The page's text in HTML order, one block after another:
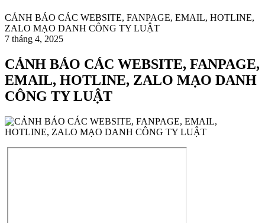
CẢNH BÁO CÁC WEBSITE, FANPAGE, EMAIL, HOTLINE,
ZALO MẠO DANH CÔNG TY LUẬT
7 tháng 4, 2025
CẢNH BÁO CÁC WEBSITE, FANPAGE,
EMAIL, HOTLINE, ZALO MẠO DANH
CÔNG TY LUẬT